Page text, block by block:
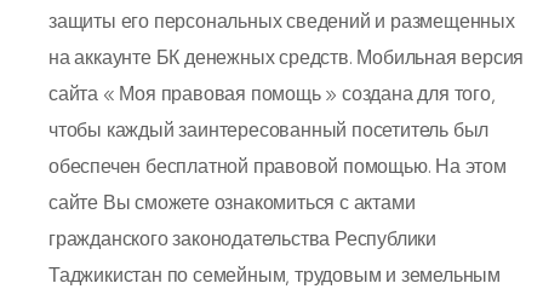
защиты его персональных сведений и размещенных
на аккаунте БК денежных средств. Мобильная версия
сайта « Моя правовая помощь » создана для того,
чтобы каждый заинтересованный посетитель был
обеспечен бесплатной правовой помощью. На этом
сайте Вы сможете ознакомиться с актами
гражданского законодательства Республики
Таджикистан по семейным, трудовым и земельным